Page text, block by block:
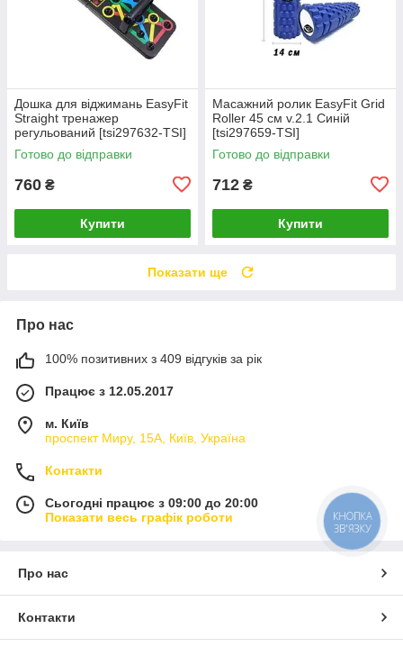
Дошка для віджимань EasyFit
Straight тренажер
регульований [tsi297632-TSI]
Готово до відправки
760 ₴
Купити
Масажний ролик EasyFit Grid
Roller 45 см v.2.1 Синій
[tsi297659-TSI]
Готово до відправки
712 ₴
Купити
Показати ще
Про нас
100% позитивних з 409 відгуків за рік
Працює з 12.05.2017
м. Київ
проспект Миру, 15А, Київ, Україна
Контакти
Сьогодні працює з 09:00 до 20:00
Показати весь графік роботи
Про нас
Контакти
КНОПКА
ЗВ'ЯЗКУ